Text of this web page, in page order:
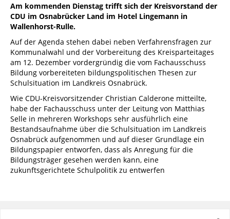
Am kommenden Dienstag trifft sich der Kreisvorstand der
CDU im Osnabrücker Land im Hotel Lingemann in
Wallenhorst-Rulle.
Auf der Agenda stehen dabei neben Verfahrensfragen zur
Kommunalwahl und der Vorbereitung des Kreisparteitages
am 12. Dezember vordergründig die vom Fachausschuss
Bildung vorbereiteten bildungspolitischen Thesen zur
Schulsituation im Landkreis Osnabrück.
Wie CDU-Kreisvorsitzender Christian Calderone mitteilte,
habe der Fachausschuss unter der Leitung von Matthias
Selle in mehreren Workshops sehr ausführlich eine
Bestandsaufnahme über die Schulsituation im Landkreis
Osnabrück aufgenommen und auf dieser Grundlage ein
Bildungspapier entworfen, dass als Anregung für die
Bildungsträger gesehen werden kann, eine
zukunftsgerichtete Schulpolitik zu entwerfen